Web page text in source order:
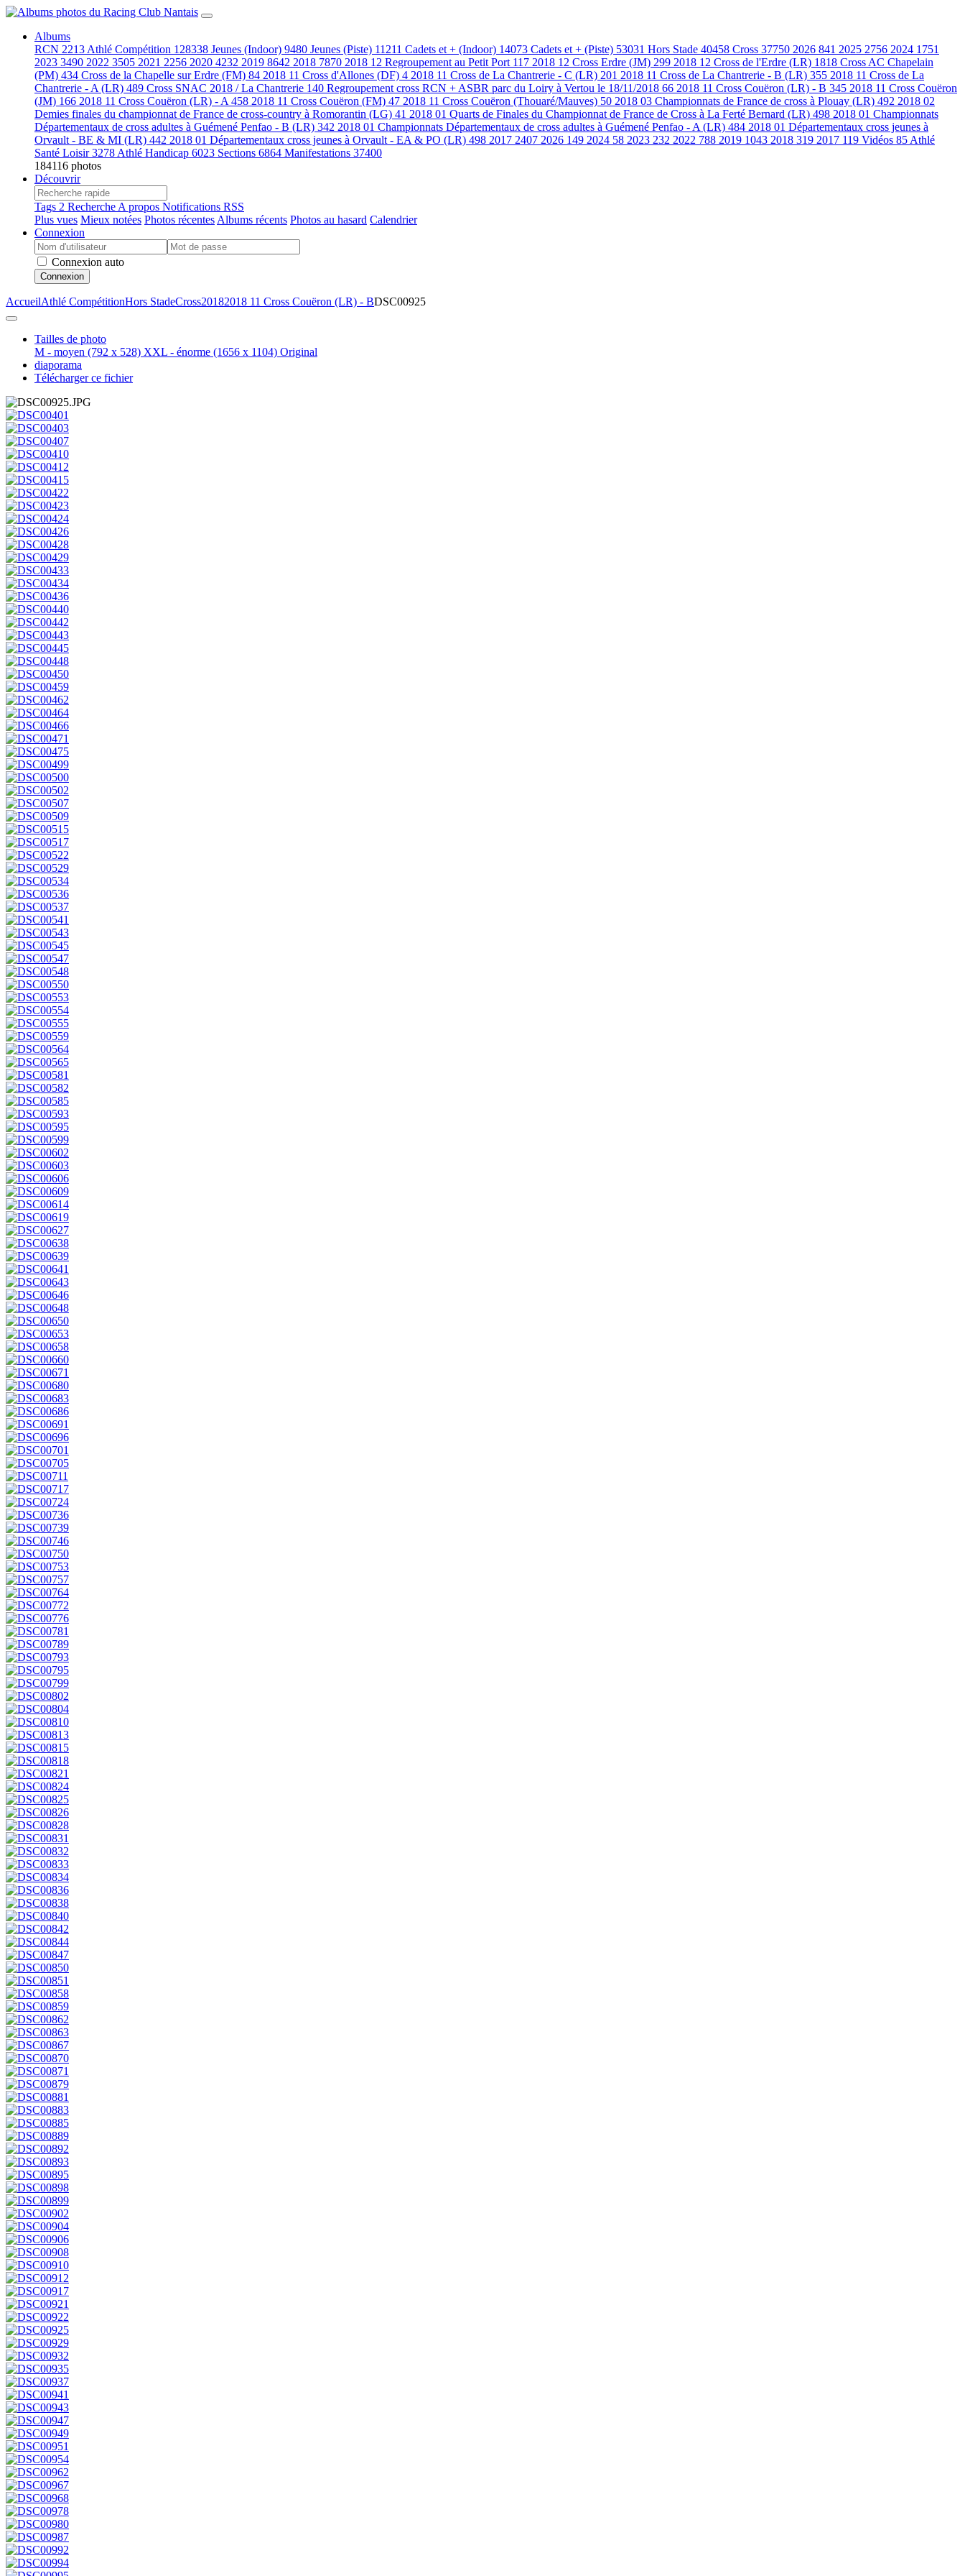
Albums
RCN 2213 Athlé Compétition 128338 Jeunes (Indoor) 9480 Jeunes (Piste) 11211 Cadets et + (Indoor) 14073 Cadets et + (Piste) 53031 Hors Stade 40458 Cross 37750 2026 841 2025 2756 2024 1751
2023 3490 2022 3505 2021 2256 2020 4232 2019 8642 2018 7870 2018 12 Regroupement au Petit Port 117 2018 12 Cross Erdre (JM) 299 2018 12 Cross de l'Erdre (LR) 1818 Cross AC Chapelain
(PM) 434 Cross de la Chapelle sur Erdre (FM) 84 2018 11 Cross d'Allones (DF) 4 2018 11 Cross de La Chantrerie - C (LR) 201 2018 11 Cross de La Chantrerie - B (LR) 355 2018 11 Cross de La
Chantrerie - A (LR) 489 Cross SNAC 2018 / La Chantrerie 140 Regroupement cross RCN + ASBR parc du Loiry à Vertou le 18/11/2018 66 2018 11 Cross Couëron (LR) - B 345 2018 11 Cross Couëron
(JM) 166 2018 11 Cross Couëron (LR) - A 458 2018 11 Cross Couëron (FM) 47 2018 11 Cross Couëron (Thouaré/Mauves) 50 2018 03 Championnats de France de cross à Plouay (LR) 492 2018 02
Demies finales du championnat de France de cross-country à Romorantin (LG) 41 2018 01 Quarts de Finales du Championnat de France de Cross à La Ferté Bernard (LR) 498 2018 01 Championnats
Départementaux de cross adultes à Guémené Penfao - B (LR) 342 2018 01 Championnats Départementaux de cross adultes à Guémené Penfao - A (LR) 484 2018 01 Départementaux cross jeunes à
Orvault - BE & MI (LR) 442 2018 01 Départementaux cross jeunes à Orvault - EA & PO (LR) 498 2017 2407 2026 149 2024 58 2023 232 2022 788 2019 1043 2018 319 2017 119 Vidéos 85 Athlé
Santé Loisir3278 Athlé Handicap 6023 Sections 6864 Manifestations 37400
184116 photos
Découvrir
Tags 2 Recherche A propos Notifications RSS
Plus vues Mieux notées Photos récentes Albums récents Photos au hasard Calendrier
Connexion
Connexion auto
Connexion
AccueilAthlé CompétitionHors StadeCross20182018 11 Cross Couëron (LR) - BDSC00925
Tailles de photo
M - moyen (792 x 528) XXL - énorme (1656 x 1104) Original
diaporama
Télécharger ce fichier